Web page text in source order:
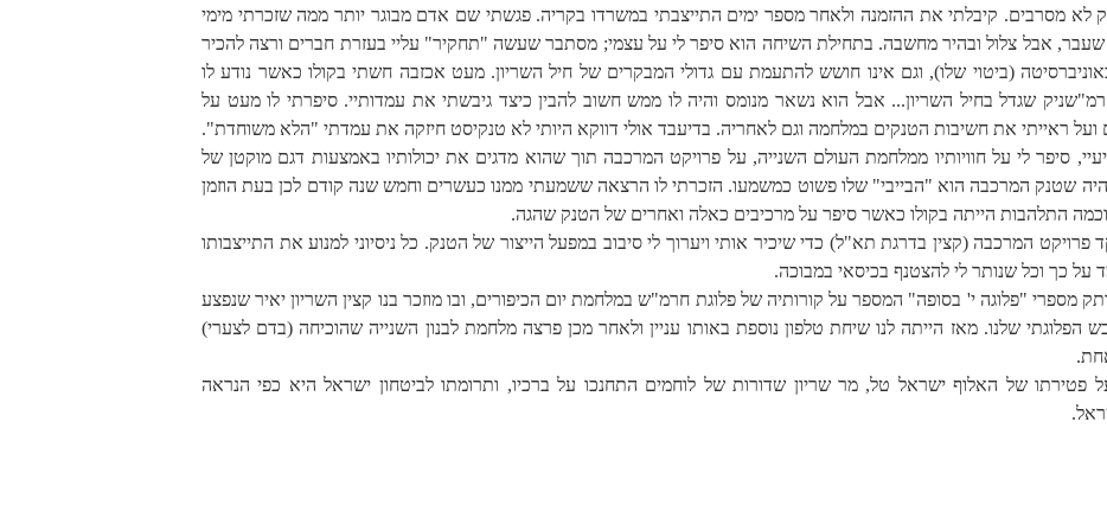
לא מסרבים. קיבלתי את ההזמנה ולאחר מספר ימים התייצבתי במשרדו בקריה. פגשתי שם אדם מבוגר יותר ממה שזכרתי מימי
אבל צלול ובהיר מחשבה. בתחילת השיחה הוא סיפר לי על עצמי; מסתבר שעשה "תחקיר" עליי בעזרת חברים ורצה להכיר
(ביטוי שלו), וגם אינו חושש להתעמת עם גדולי המבקרים של חיל השריון. מעט אכזבה חשתי בקולו כאשר נודע לו
שגדל בחיל השריון... אבל הוא נשאר מנומס והיה לו ממש חשוב להבין כיצד גיבשתי את עמדותיי. סיפרתי לו מעט על
ועל ראייתי את חשיבות הטנקים במלחמה וגם לאחריה. בדיעבד אולי דווקא היותי לא טנקיסט חיזקה את עמדתי "הלא משוחדת".
סיפר לי על חוויותיו ממלחמת העולם השנייה, על פרויקט המרכבה תוך שהוא מדגים את יכולותיו באמצעות דגם מוקטן של
היה שטנק המרכבה הוא "הבייבי" שלו פשוט כמשמעו. הזכרתי לו הרצאה ששמעתי ממנו כעשרים וחמש שנה קודם לכן בעת הוזמן
וכמה התלהבות הייתה בקולו כאשר סיפר על מרכיבים כאלה ואחרים של הטנק שהגה.
המרכבה (קצין בדרגת תא"ל) כדי שיכיר אותי ויערוך לי סיבוב במפעל הייצור של הטנק. כל ניסיוני למנוע את התייצבותו
על כך וכל שנותר לי להצטנף בכיסאי במבוכה.
מספרי "פלוגה י' בסופה" המספר על קורותיה של פלוגת חרמ"ש במלחמת יום הכיפורים, ובו מוזכר בנו קצין השריון יאיר שנפצע
הפלוגתי שלנו. מאז הייתה לנו שיחת טלפון נוספת באותו עניין ולאחר מכן פרצה מלחמת לבנון השנייה שהוכיחה (בדם לצערי)
של האלוף ישראל טל, מר שריון שדורות של לוחמים התחנכו על ברכיו, ותרומתו לביטחון ישראל היא כפי הנראה